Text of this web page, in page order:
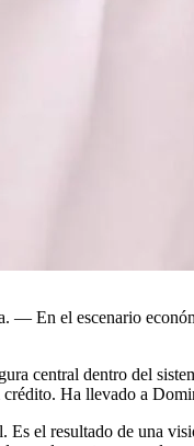
— En el escenario
central dentro del
Ha llevado a
el resultado de una